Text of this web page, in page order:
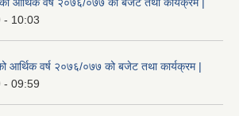
- 10:03
आर्थिक वर्ष २०७६/०७७ को बजेट तथा कार्यक्रम |
- 09:59